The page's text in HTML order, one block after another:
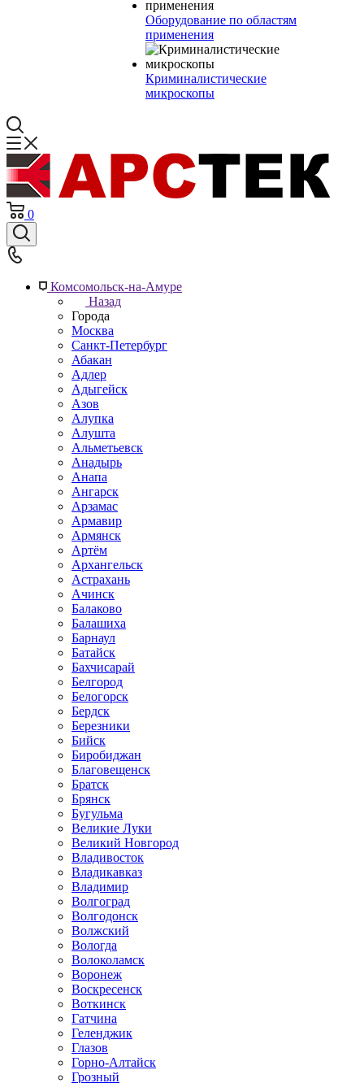
Оборудование по областям
применения
Криминалистические
микроскопы
0
Комсомольск-на-Амуре
Назад
Города
Москва
Санкт-Петербург
Абакан
Адлер
Адыгейск
Азов
Алупка
Алушта
Альметьевск
Анадырь
Анапа
Ангарск
Арзамас
Армавир
Армянск
Артём
Архангельск
Астрахань
Ачинск
Балаково
Балашиха
Барнаул
Батайск
Бахчисарай
Белгород
Белогорск
Бердск
Березники
Бийск
Биробиджан
Благовещенск
Братск
Брянск
Бугульма
Великие Луки
Великий Новгород
Владивосток
Владикавказ
Владимир
Волгоград
Волгодонск
Волжский
Вологда
Волоколамск
Воронеж
Воскресенск
Воткинск
Гатчина
Геленджик
Глазов
Горно-Алтайск
Грозный